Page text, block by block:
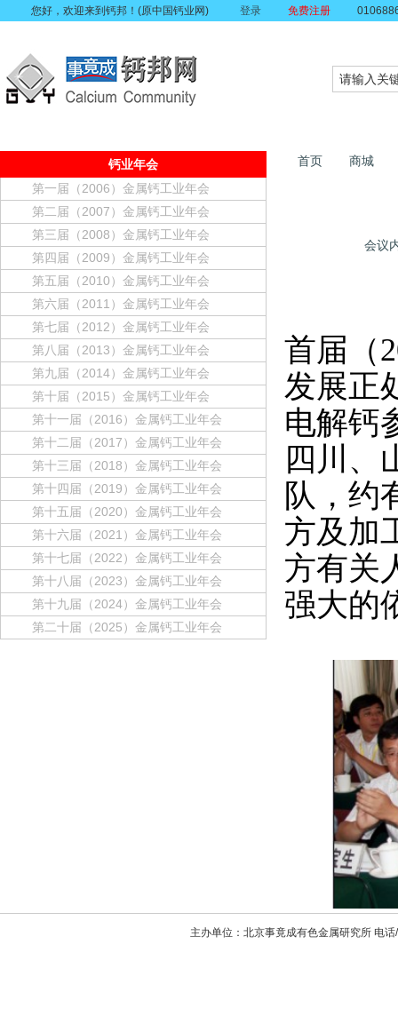
您好，欢迎来到钙邦！(原中国钙业网) 登录 免费注册
钙业年会
第一届（2006）金属钙工业年会
第二届（2007）金属钙工业年会
第三届（2008）金属钙工业年会
第四届（2009）金属钙工业年会
第五届（2010）金属钙工业年会
第六届（2011）金属钙工业年会
第七届（2012）金属钙工业年会
第八届（2013）金属钙工业年会
第九届（2014）金属钙工业年会
第十届（2015）金属钙工业年会
第十一届（2016）金属钙工业年会
第十二届（2017）金属钙工业年会
第十三届（2018）金属钙工业年会
第十四届（2019）金属钙工业年会
第十五届（2020）金属钙工业年会
第十六届（2021）金属钙工业年会
第十七届（2022）金属钙工业年会
第十八届（2023）金属钙工业年会
第十九届（2024）金属钙工业年会
第二十届（2025）金属钙工业年会
首页 商城
会议
首届（
发展正
电解钙
四川、
队，约
方及加
方有关
强大的
主办单位：北京事竟成有色金属研究所 电